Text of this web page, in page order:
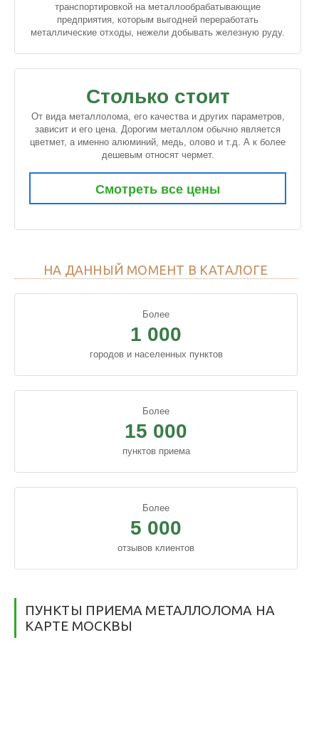
транспортировкой на металлообрабатывающие
предприятия, которым выгодней переработать
металлические отходы, нежели добывать железную руду.
Столько стоит
От вида металлолома, его качества и других параметров,
зависит и его цена. Дорогим металлом обычно является
цветмет, а именно алюминий, медь, олово и т.д. А к более
дешевым относят чермет.
Смотреть все цены
НА ДАННЫЙ МОМЕНТ В КАТАЛОГЕ
Более
1 000
городов и населенных пунктов
Более
15 000
пунктов приема
Более
5 000
отзывов клиентов
ПУНКТЫ ПРИЕМА МЕТАЛЛОЛОМА НА
КАРТЕ МОСКВЫ